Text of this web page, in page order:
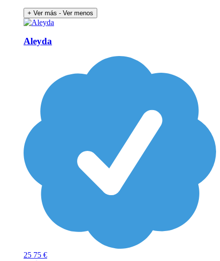
+ Ver más - Ver menos
Aleyda
25 75 €